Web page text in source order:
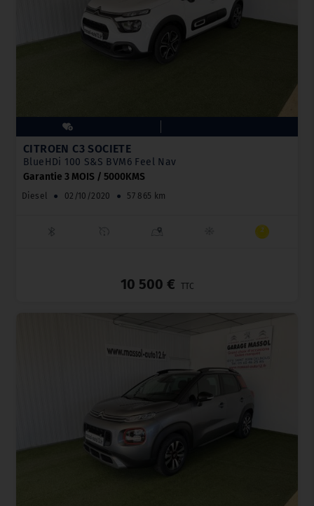
CITROËN C3 SOCIETE
BlueHDi 100 S&S BVM6 Feel Nav
Garantie 3 MOIS / 5000KMS
Diesel ● 02/10/2020 ● 57 865 km
10 500 € TTC